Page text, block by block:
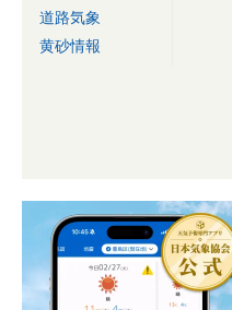
道路気象
黄砂情報